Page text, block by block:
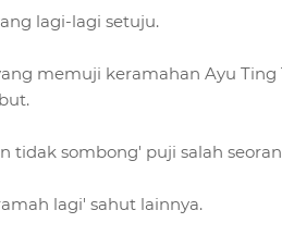
lagi-lagi setuju.
memuji keramahan Ayu Ting
tidak sombong' puji salah
lagi' sahut lainnya.